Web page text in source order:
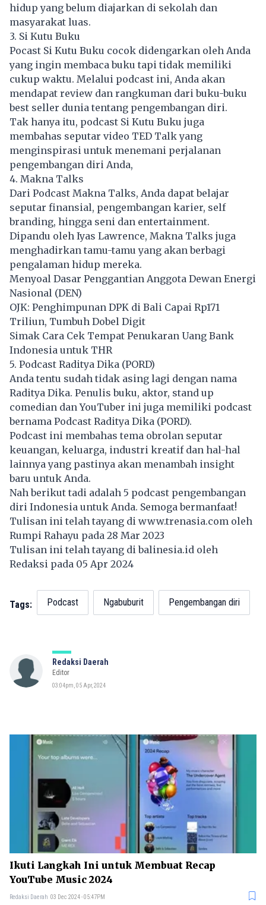
hidup yang belum diajarkan di sekolah dan
masyarakat luas.
3. Si Kutu Buku
Pocast Si Kutu Buku cocok didengarkan oleh Anda
yang ingin membaca buku tapi tidak memiliki
cukup waktu. Melalui podcast ini, Anda akan
mendapat review dan rangkuman dari buku-buku
best seller dunia tentang pengembangan diri.
Tak hanya itu, podcast Si Kutu Buku juga
membahas seputar video TED Talk yang
menginspirasi untuk menemani perjalanan
pengembangan diri Anda,
4. Makna Talks
Dari Podcast Makna Talks, Anda dapat belajar
seputar finansial, pengembangan karier, self
branding, hingga seni dan entertainment.
Dipandu oleh Iyas Lawrence, Makna Talks juga
menghadirkan tamu-tamu yang akan berbagi
pengalaman hidup mereka.
Menyoal Dasar Penggantian Anggota Dewan Energi
Nasional (DEN)
OJK: Penghimpunan DPK di Bali Capai Rp171
Triliun, Tumbuh Dobel Digit
Simak Cara Cek Tempat Penukaran Uang Bank
Indonesia untuk THR
5. Podcast Raditya Dika (PORD)
Anda tentu sudah tidak asing lagi dengan nama
Raditya Dika. Penulis buku, aktor, stand up
comedian dan YouTuber ini juga memiliki podcast
bernama Podcast Raditya Dika (PORD).
Podcast ini membahas tema obrolan seputar
keuangan, keluarga, industri kreatif dan hal-hal
lainnya yang pastinya akan menambah insight
baru untuk Anda.
Nah berikut tadi adalah 5 podcast pengembangan
diri Indonesia untuk Anda. Semoga bermanfaat!
Tulisan ini telah tayang di www.trenasia.com oleh
Rumpi Rahayu pada 28 Mar 2023
Tulisan ini telah tayang dibalinesia.id oleh
Redaksi pada 05 Apr 2024
Tags: Podcast Ngabuburit Pengembangan diri
Redaksi Daerah
Editor
03:04pm, 05 Apr, 2024
Ikuti Langkah Ini untuk Membuat Recap
YouTube Music 2024
Redaksi Daerah 03 Dec 2024 - 05:47PM